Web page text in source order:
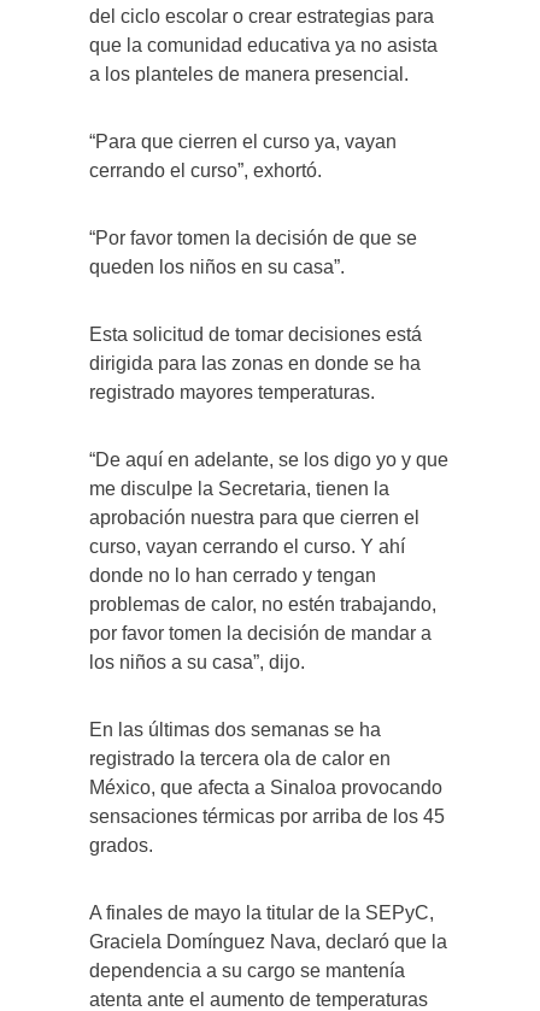
del ciclo escolar o crear estrategias para
que la comunidad educativa ya no asista
a los planteles de manera presencial.
“Para que cierren el curso ya, vayan
cerrando el curso”, exhortó.
“Por favor tomen la decisión de que se
queden los niños en su casa”.
Esta solicitud de tomar decisiones está
dirigida para las zonas en donde se ha
registrado mayores temperaturas.
“De aquí en adelante, se los digo yo y que
me disculpe la Secretaria, tienen la
aprobación nuestra para que cierren el
curso, vayan cerrando el curso. Y ahí
donde no lo han cerrado y tengan
problemas de calor, no estén trabajando,
por favor tomen la decisión de mandar a
los niños a su casa”, dijo.
En las últimas dos semanas se ha
registrado la tercera ola de calor en
México, que afecta a Sinaloa provocando
sensaciones térmicas por arriba de los 45
grados.
A finales de mayo la titular de la SEPyC,
Graciela Domínguez Nava, declaró que la
dependencia a su cargo se mantenía
atenta ante el aumento de temperaturas